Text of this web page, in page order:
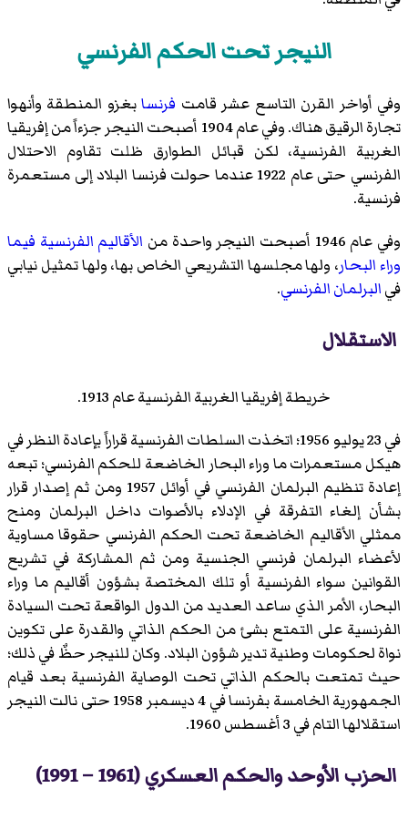
النيجر تحت الحكم الفرنسي
وفي أواخر القرن التاسع عشر قامت فرنسابغزو المنطقة وأنهوا
تجارة الرقيق هناك. وفي عام 1904 أصبحت النيجر جزءاً من
إفريقيا
الغربية الفرنسية، لكن قبائل الطوارق ظلت تقاوم الاحتلال
الفرنسي حتى عام 1922 عندما حولت فرنسا البلاد إلى مستعمرة
فرنسية.
وفي عام 1946 أصبحت النيجر واحدة من
الأقاليم الفرنسية فيما
وراء البحار، ولها مجلسها التشريعي الخاص بها، ولها تمثيل نيابي
فيالبرلمان الفرنسي.
الاستقلال
خريطة إفريقيا الغربية الفرنسية عام 1913.
في 23 يوليو 1956؛ اتخذت السلطات الفرنسية قراراً بإعادة النظر في
هيكل مستعمرات ما وراء البحار الخاضعة للحكم الفرنسي؛ تبعه
إعادة تنظيم البرلمان الفرنسي في أوائل 1957 ومن ثم إصدار قرار
بشأن إلغاء التفرقة في الإدلاء بالأصوات داخل البرلمان ومنح
ممثلي الأقاليم الخاضعة تحت الحكم الفرنسي حقوقا مساوية
لأعضاء البرلمان فرنسي الجنسية ومن ثم المشاركة في تشريع
القوانين سواء الفرنسية أو تلك المختصة بشؤون أقاليم ما وراء
البحار، الأمر الذي ساعد العديد من الدول الواقعة تحت السيادة
الفرنسية على التمتع بشئ من الحكم الذاتي والقدرة على تكوين
نواة لحكومات وطنية تدير شؤون البلاد. وكان للنيجر حظٌ في ذلك؛
حيث تمتعت بالحكم الذاتي تحت الوصاية الفرنسية بعد قيام
الجمهورية الخامسة بفرنسا في 4 ديسمبر 1958 حتى نالت النيجر
استقلالها التام في 3 أغسطس 1960.
الحزب الأوحد والحكم العسكري (1961 – 1991)